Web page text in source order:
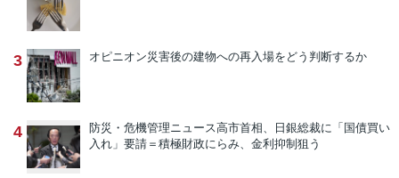
3 オピニオン災害後の建物への再入場をどう判断するか
4 防災・危機管理ニュース高市首相、日銀総裁に「国債買い
入れ」要請＝積極財政にらみ、金利抑制狙う